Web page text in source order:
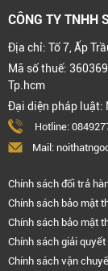
CÔNG TY TNHH
Địa chỉ: Tổ 7, Ấp
Mã số thuế:
Tp.hcm
Đại diện pháp luật:
Hotline:
Mail:
Chính sách đổi trả
Chính sách bảo mật
Chính sách bảo mật
Chính sách giải
Chính sách vận